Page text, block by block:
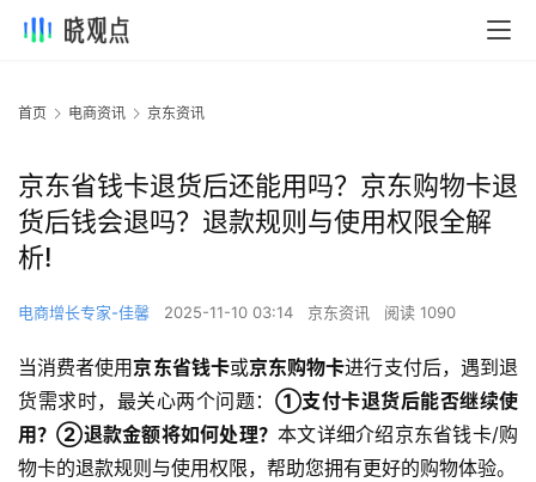
首页 电商资讯 京东资讯
京东省钱卡退货后还能用吗？京东购物卡退
货后钱会退吗？退款规则与使用权限全解
析!
电商增长专家-佳馨 2025-11-10 03:14 京东资讯 阅读 1090
当消费者使用 京东省钱卡或京东购物卡进行支付后，遇到退
货需求时，最关心两个问题： ①支付卡退货后能否继续使
用？②退款金额将如何处理？本文详细介绍京东省钱卡/购
物卡的退款规则与使用权限，帮助您拥有更好的购物体验。